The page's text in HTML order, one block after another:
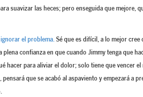
suavizar las heces; pero enseguida que mejore,
el problema. Sé que es difícil, a lo mejor
plena confianza en que cuando Jimmy tenga que
hacer para aliviar el dolor; solo tiene que vencer el
pensará que se acabó al aspaviento y empezará a